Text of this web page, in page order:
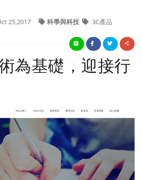
25,2017 科學與科技 3C產品
為基礎，迎接行